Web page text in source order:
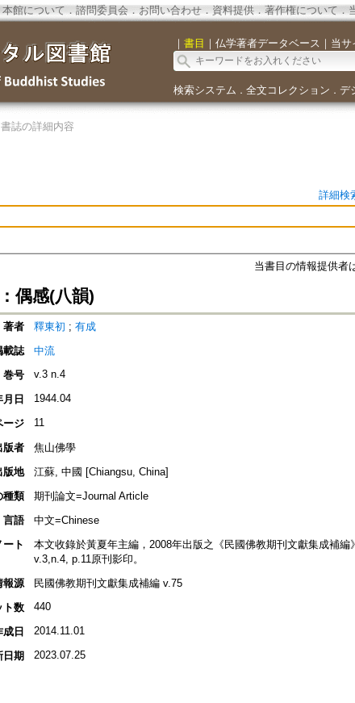
本館について ． 諮問委員会． お問い合わせ． 資料提供． 著作権について．
｜ 書目 ｜ 仏学著者データベース ｜ 当サ
検索システム ． 全文コレクション ． デ
書誌の詳細内容
詳細検
当書目の情報提供者
偶感(八韻)
著者 釋東初 ; 有成
載誌
中流
巻号
v.3 n.4
日 1944.04
ージ 11
版者
焦山佛學
版地
江蘇, 中國 [Chiangsu, China]
種類
期刊論文=Journal Article
言語
中文=Chinese
ート
本文收錄於黃夏年主編，2008年出版之《民國佛教期刊文獻集成補編
v.3,n.4, p.11原刊影印。
報源
民國佛教期刊文獻集成補編 v.75
ト数
440
成日 2014.11.01
日期 2023.07.25